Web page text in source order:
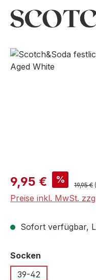
Bildergalerie
Verkaufspreis:
9,95 € %
19,95 €
Preise inkl. MwSt.
Sofort verfügbar,
Socken
39-42